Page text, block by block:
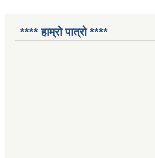
**** हाम्रो पात्रो ****